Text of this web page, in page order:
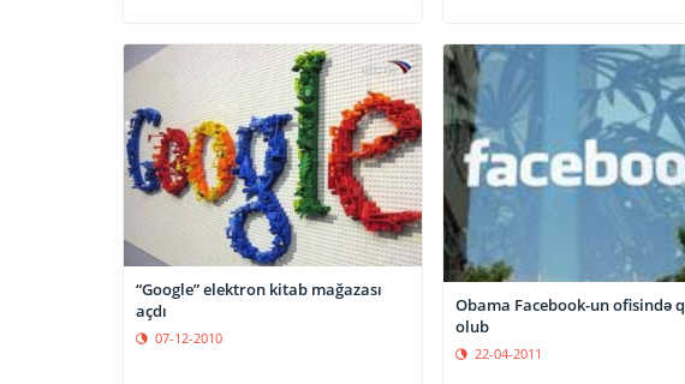
“Google” elektron kitab mağazası
açdı
07-12-2010
Obama Facebook-un ofisində
olub
22-04-2011